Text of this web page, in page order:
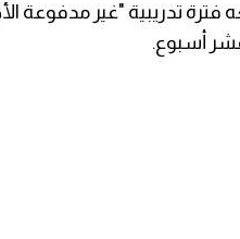
فترة تدريبية "غير مدفوعة
عشر أسبوع.